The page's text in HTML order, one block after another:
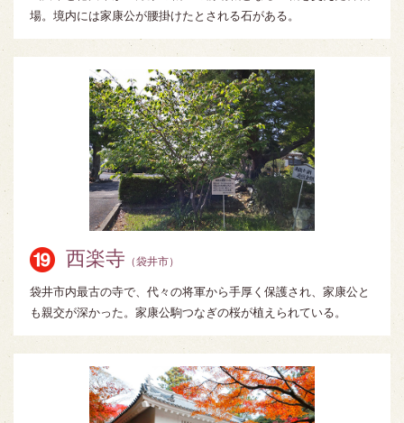
場。境内には家康公が腰掛けたとされる石がある。
西楽寺 （袋井市）
袋井市内最古の寺で、代々の将軍から手厚く保護され、家康公と
も親交が深かった。家康公駒つなぎの桜が植えられている。